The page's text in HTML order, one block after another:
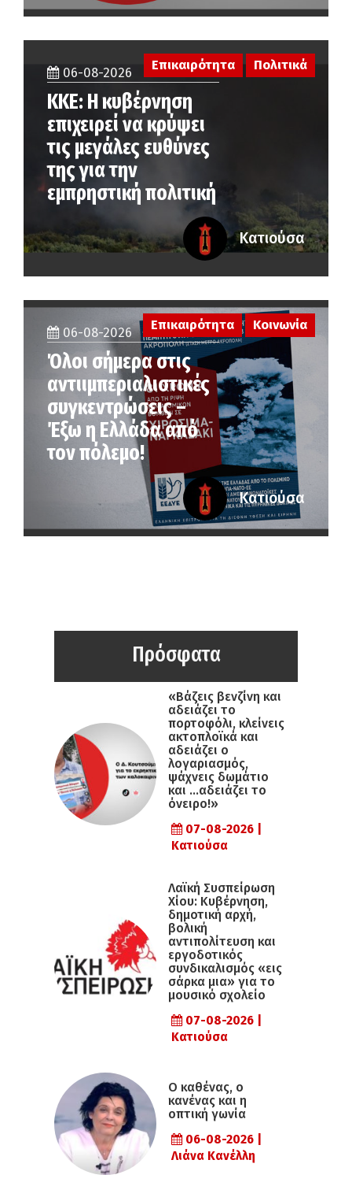
06-08-2026
ΚΚΕ: Η κυβέρνηση
επιχειρεί να κρύψει
τις μεγάλες ευθύνες
της για την
εμπρηστική πολιτική
Επικαιρότητα Πολιτικά
Κατιούσα
06-08-2026
Όλοι σήμερα στις
αντιιμπεριαλιστικές
συγκεντρώσεις –
Έξω η Ελλάδα από
τον πόλεμο!
Επικαιρότητα Κοινωνία
Κατιούσα
Πρόσφατα
«Βάζεις βενζίνη και
αδειάζει το
πορτοφόλι, κλείνεις
ακτοπλοϊκά και
αδειάζει ο
λογαριασμός,
ψάχνεις δωμάτιο
και …αδειάζει το
όνειρο!»
07-08-2026 |
Κατιούσα
Λαϊκή Συσπείρωση
Χίου: Κυβέρνηση,
δημοτική αρχή,
βολική
αντιπολίτευση και
εργοδοτικός
συνδικαλισμός «εις
σάρκα μια» για το
μουσικό σχολείο
07-08-2026 |
Κατιούσα
Ο καθένας, ο
κανένας και η
οπτική γωνία
06-08-2026 |
Λιάνα Κανέλλη